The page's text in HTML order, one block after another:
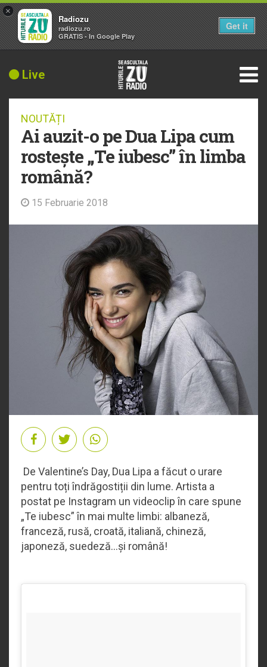
Live
NOUTĂȚI
Ai auzit-o pe Dua Lipa cum
rostește „Te iubesc” în limba
română?
15 Februarie 2018
De Valentine’s Day, Dua Lipa a făcut o urare
pentru toți îndrăgostiții din lume. Artista a
postat pe Instagram un videoclip în care spune
„Te iubesc” în mai multe limbi: albaneză,
franceză, rusă, croată, italiană, chineză,
japoneză, suedeză...și română!
×
Radiozu
radiozu.ro
GRATIS - In Google Play
Get it